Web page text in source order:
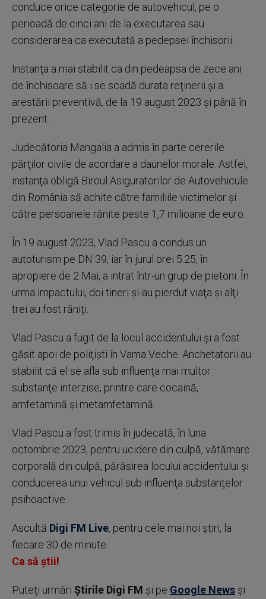
conduce orice categorie de autovehicul, pe o
perioadă de cinci ani de la executarea sau
considerarea ca executată a pedepsei închisorii.
Instanţa a mai stabilit ca din pedeapsa de zece ani
de închisoare să i se scadă durata reţinerii şi a
arestării preventivă, de la 19 august 2023 şi până în
prezent.
Judecătoria Mangalia a admis în parte cererile
părţilor civile de acordare a daunelor morale. Astfel,
instanţa obligă Biroul Asiguratorilor de Autovehicule
din România să achite către familiile victimelor şi
către persoanele rănite peste 1,7 milioane de euro.
În 19 august 2023, Vlad Pascu a condus un
autoturism pe DN 39, iar în jurul orei 5.25, în
apropiere de 2 Mai, a intrat într-un grup de pietoni. În
urma impactului, doi tineri şi-au pierdut viaţa şi alţi
trei au fost răniţi.
Vlad Pascu a fugit de la locul accidentului şi a fost
găsit apoi de poliţişti în Vama Veche. Anchetatorii au
stabilit că el se afla sub influenţa mai multor
substanţe interzise, printre care cocaină,
amfetamină şi metamfetamină.
Vlad Pascu a fost trimis în judecată, în luna
octombrie 2023, pentru ucidere din culpă, vătămare
corporală din culpă, părăsirea locului accidentului şi
conducerea unui vehicul sub influenţa substanţelor
psihoactive.
Ascultă Digi FM Live, pentru cele mai noi știri, la
fiecare 30 de minute.
Ca să știi!
Puteţi urmări Știrile Digi FM şi pe Google News şi